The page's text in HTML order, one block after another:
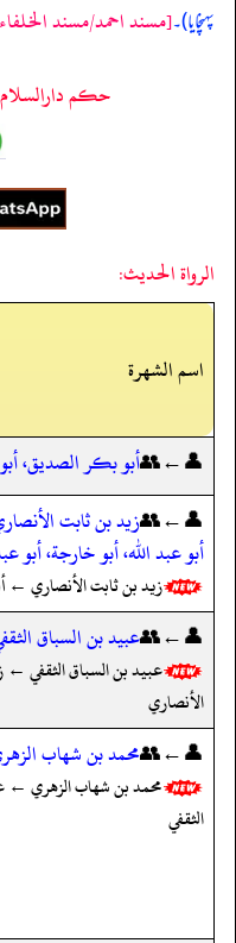
پہنچایا)۔[مسند احمد/مسند
حکم
الرواة الحديث:
اسم الشهرة
👤←👥أبو بكر الصديق،
👤←👥زيد بن ثابت
أبو عبد الله، أبو خارجة، أبو
زيد بن ثابت الأنصاري ←
👤←👥عبيد بن السباق
عبيد بن السباق الثقفي ←
الأنصاري
👤←👥محمد بن شهاب
محمد بن شهاب الزهري ←
الثقفي